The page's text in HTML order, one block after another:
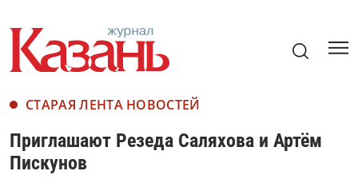
СТАРАЯ ЛЕНТА НОВОСТЕЙ
Приглашают Резеда Саляхова и Артём
Пискунов